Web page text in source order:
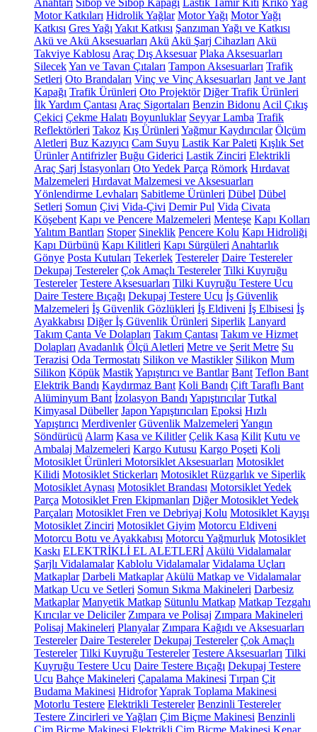
Anahtarı Sibop ve Sibop Kapağı Lastik Tamir Kiti KrikoYağ
Motor Katkıları Hidrolik Yağlar Motor Yağı Motor Yağı
Katkısı Gres Yağı Yakıt Katkısı Şanzıman Yağı ve Katkısı
Akü ve Akü Aksesuarları Akü Akü Şarj Cihazları Akü
Takviye Kablosu Araç Dış Aksesuar Plaka Aksesuarları
SilecekYan ve Tavan Çıtaları Tampon Aksesuarları Trafik
Setleri Oto Brandaları Vinç ve Vinç Aksesuarları Jant ve Jant
Kapağı Trafik Ürünleri Oto Projektör Diğer Trafik Ürünleri
İlk Yardım Çantası Araç Sigortaları Benzin Bidonu Acil Çıkış
Çekici Çekme Halatı Boyunluklar Seyyar Lamba Trafik
Reflektörleri Takoz Kış Ürünleri Yağmur Kaydırıcılar Ölçüm
Aletleri Buz Kazıyıcı Cam Suyu Lastik Kar Paleti Kışlık Set
Ürünler Antifrizler Buğu Giderici Lastik Zinciri Elektrikli
Araç Şarj İstasyonları Oto Yedek Parça Römork Hırdavat
Malzemeleri Hırdavat Malzemesi ve Aksesuarları
Yönlendirme Levhaları Sabitleme Ürünleri Dübel Dübel
Setleri Somun Çivi Vida-Çivi Demir Pul Vida Civata
Köşebent Kapı ve Pencere Malzemeleri Menteşe Kapı Kolları
Yalıtım Bantları Stoper Sineklik Pencere Kolu Kapı Hidroliği
Kapı Dürbünü Kapı Kilitleri Kapı Sürgüleri Anahtarlık
Gönye Posta Kutuları Tekerlek Testereler Daire Testereler
Dekupaj Testereler Çok Amaçlı Testereler Tilki Kuyruğu
Testereler Testere Aksesuarları Tilki Kuyruğu Testere Ucu
Daire Testere Bıçağı Dekupaj Testere Ucu İş Güvenlik
Malzemeleri İş Güvenlik Gözlükleri İş Eldiveni İş Elbisesi İş
Ayakkabısı Diğer İş Güvenlik Ürünleri Siperlik Lanyard
Takım Çanta Ve Dolapları Takım Çantası Takım ve Hizmet
Dolapları Avadanlık Ölçü Aletleri Metre ve Şerit Metre Su
Terazisi Oda Termostatı Silikon ve Mastikler Silikon Mum
Silikon Köpük MastikYapıştırıcı ve Bantlar Bant Teflon Bant
Elektrik Bandı Kaydırmaz Bant Koli Bandı Çift Taraflı Bant
Alüminyum Bant İzolasyon Bandı Yapıştırıcılar Tutkal
Kimyasal Dübeller Japon Yapıştırıcıları Epoksi Hızlı
Yapıştırıcı Merdivenler Güvenlik Malzemeleri Yangın
Söndürücü Alarm Kasa ve Kilitler Çelik Kasa Kilit Kutu ve
Ambalaj Malzemeleri Kargo Kutusu Kargo Poşeti Koli
Motosiklet Ürünleri Motorsiklet Aksesuarları Motosiklet
Kilidi Motosiklet Stickerları Motosiklet Rüzgarlık ve Siperlik
Motosiklet Aynası Motosiklet Brandası Motorsiklet Yedek
Parça Motosiklet Fren Ekipmanları Diğer Motosiklet Yedek
Parçaları Motosiklet Fren ve Debriyaj Kolu Motosiklet Kayışı
Motosiklet Zinciri Motosiklet Giyim Motorcu Eldiveni
Motorcu Botu ve Ayakkabısı Motorcu Yağmurluk Motosiklet
Kaskı ELEKTRİKLİ EL ALETLERİ Akülü Vidalamalar
Şarjlı Vidalamalar Kablolu Vidalamalar Vidalama Uçları
Matkaplar Darbeli Matkaplar Akülü Matkap ve Vidalamalar
Matkap Ucu ve Setleri Somun Sıkma Makineleri Darbesiz
Matkaplar Manyetik Matkap Sütunlu Matkap Matkap Tezgahı
Kırıcılar ve Deliciler Zımpara ve Polisaj Zımpara Makineleri
Polisaj Makineleri Planyalar Zımpara Kağıdı ve Aksesuarları
Testereler Daire Testereler Dekupaj Testereler Çok Amaçlı
Testereler Tilki Kuyruğu Testereler Testere Aksesuarları Tilki
Kuyruğu Testere Ucu Daire Testere Bıçağı Dekupaj Testere
Ucu Bahçe Makineleri Çapalama Makinesi Tırpan Çit
Budama Makinesi HidroforYaprak Toplama Makinesi
Motorlu Testere Elektrikli Testereler Benzinli Testereler
Testere Zincirleri ve Yağları Çim Biçme Makinesi Benzinli
Çim Biçme Makinesi Elektrikli Çim Biçme Makinesi Kenar